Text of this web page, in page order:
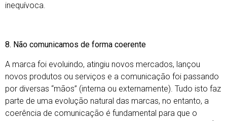
inequívoca.
8. Não comunicamos de forma coerente
A marca foi evoluindo, atingiu novos mercados, lançou
novos produtos ou serviços e a comunicação foi passando
por diversas “mãos” (interna ou externamente). Tudo isto faz
parte de uma evolução natural das marcas, no entanto, a
coerência de comunicação é fundamental para que o